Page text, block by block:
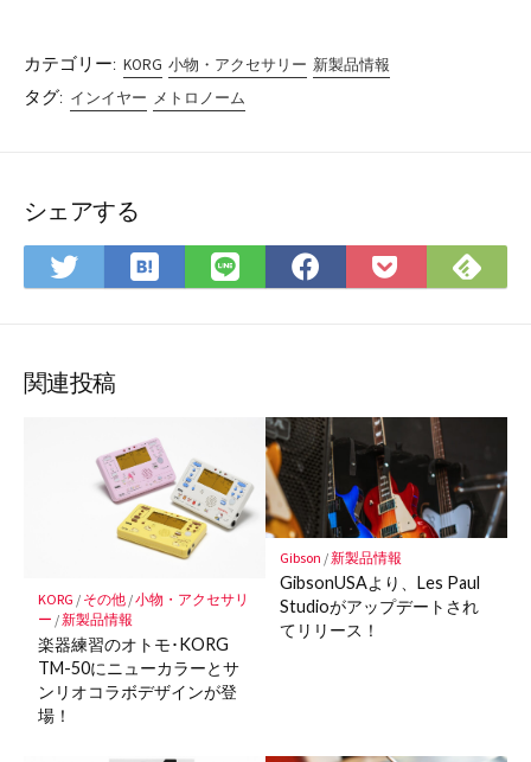
カテゴリー: KORG 小物・アクセサリー 新製品情報
タグ: インイヤー メトロノーム
シェアする
Twitter
で
ア
は
て
マ
ー
ク
に
保
LINE
で
Facebook
で
Pocket
に
で
関連投稿
KORG / その他/小物・アクセサリ
ー /新製品情報
楽器練習のオトモ･KORG
TM-50にニューカラーとサ
ンリオコラボデザインが登
場！
Gibson /新製品情報
GibsonUSAより、Les Paul
Studioがアップデートされ
てリリース！